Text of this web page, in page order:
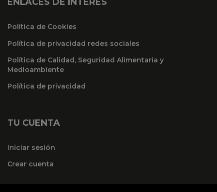
Política de Cookies
Política de privacidad redes sociales
Política de Calidad, Seguridad Alimentaria y
Medioambiente
Política de privacidad
TU CUENTA
Iniciar sesión
Crear cuenta